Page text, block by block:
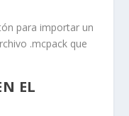
para importar un
.mcpack que
EL